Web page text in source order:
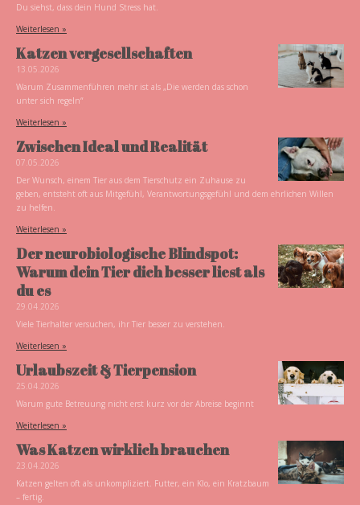
Du siehst, dass dein Hund Stress hat.
Weiterlesen »
Katzen vergesellschaften
13.05.2026
Warum Zusammenführen mehr ist als „Die werden das schon
unter sich regeln“
Weiterlesen »
Zwischen Ideal und Realität
07.05.2026
Der Wunsch, einem Tier aus dem Tierschutz ein Zuhause zu
geben, entsteht oft aus Mitgefühl, Verantwortungsgefühl und dem ehrlichen Willen
zu helfen.
Weiterlesen »
Der neurobiologische Blindspot:
Warum dein Tier dich besser liest als
du es
29.04.2026
Viele Tierhalter versuchen, ihr Tier besser zu verstehen.
Weiterlesen »
Urlaubszeit & Tierpension
25.04.2026
Warum gute Betreuung nicht erst kurz vor der Abreise beginnt
Weiterlesen »
Was Katzen wirklich brauchen
23.04.2026
Katzen gelten oft als unkompliziert. Futter, ein Klo, ein Kratzbaum
– fertig.